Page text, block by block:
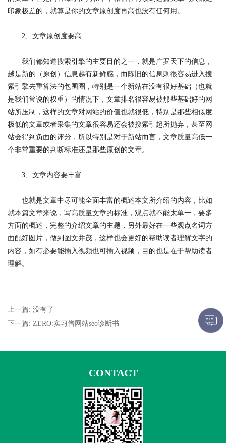
印象极差的，就算是你的文章原创度再高也没有任何用。
2、文章原创度要高
我们都知道搜索引擎的主要目的之一，就是广罗天下的信息，
越是新的（原创）信息越有新鲜感，而陈旧的信息则很容易进入搜
索引擎去重算法的包围圈，特别是一个新站在没有很好基础（也就
是我们常说的权重）的情况下，文章排名很容易被那些基础好的网
站所压制，这样的文章对网站的价值也就很低，特别是那些相似度
极低的文章或者采集的文章很容易还会被搜索引起所抛弃，甚至网
站会得到负面的评分，所以特别是对于新站而言，文章质量高低一
个非常重要的判断标准还是那些原创的文章。
3、文章内容要丰富
也就是文章中尽可能全面丰富的概述本文所介绍的内容，比如
就本篇文章来说，写高质量文章的标准，观点就不能太单一，要多
方面的概述，完整的介绍文章的主题，另外最好在一些观点名词方
面配好图片，做到图文并茂，这样也会更好的帮助读者理解文字的
内容，如有必要能插入视频也可插入视频，目的也是在于帮助读者
理解。
上一篇: 没有了
下一篇: ZERO:实习僧网站seo诊断书
CONTACT